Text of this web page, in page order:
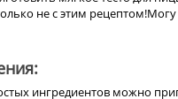
не с этим
ингредиентов можно